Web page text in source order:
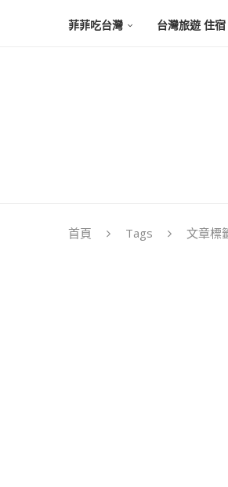
菲菲吃台灣 台灣旅遊 住宿
首頁 Tags 文章標